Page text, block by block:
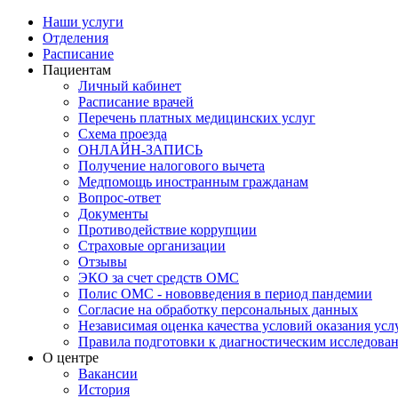
Наши услуги
Отделения
Расписание
Пациентам
Личный кабинет
Расписание врачей
Перечень платных медицинских услуг
Схема проезда
ОНЛАЙН-ЗАПИСЬ
Получение налогового вычета
Медпомощь иностранным гражданам
Вопрос-ответ
Документы
Противодействие коррупции
Страховые организации
Отзывы
ЭКО за счет средств ОМС
Полис ОМС - нововведения в период пандемии
Согласие на обработку персональных данных
Независимая оценка качества условий оказания
Правила подготовки к диагностическим
О центре
Вакансии
История